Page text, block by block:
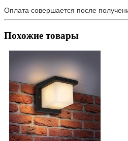
Оплата совершается после
Похожие товары